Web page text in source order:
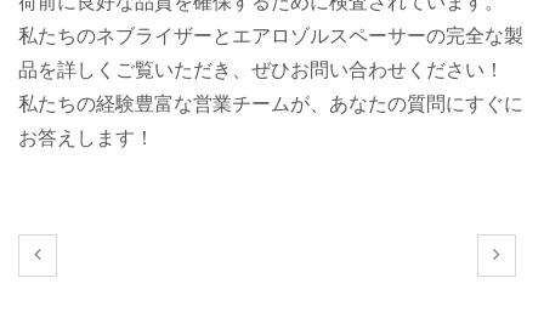
私たちのネブライザーとエアロゾルスペーサーの完全な製
品を詳しくご覧いただき、ぜひお問い合わせください！
私たちの経験豊富な営業チームが、あなたの質問にすぐに
お答えします！